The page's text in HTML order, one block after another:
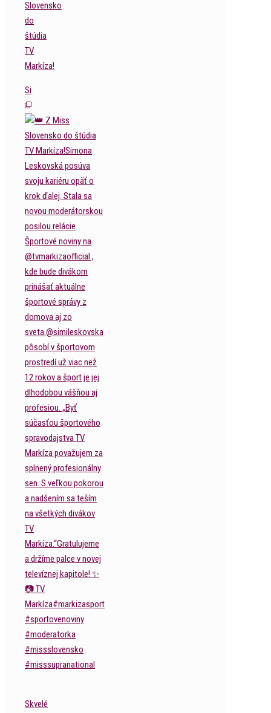
Slovensko
do
štúdia
TV
Markíza!
Si
Skvelé